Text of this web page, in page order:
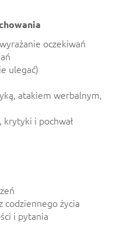
oczekiwań
ulegać)
atakiem werbalnym,
i pochwał
codziennego życia
i pytania